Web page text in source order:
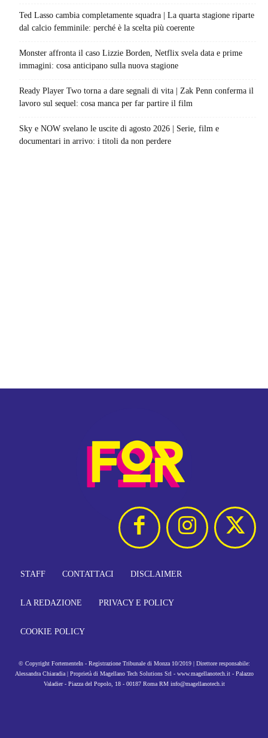
Ted Lasso cambia completamente squadra | La quarta stagione riparte
dal calcio femminile: perché è la scelta più coerente
Monster affronta il caso Lizzie Borden, Netflix svela data e prime
immagini: cosa anticipano sulla nuova stagione
Ready Player Two torna a dare segnali di vita | Zak Penn conferma il
lavoro sul sequel: cosa manca per far partire il film
Sky e NOW svelano le uscite di agosto 2026 | Serie, film e
documentari in arrivo: i titoli da non perdere
STAFF CONTATTACI DISCLAIMER
LA REDAZIONE PRIVACY E POLICY
COOKIE POLICY
© Copyright FortementeIn - Registrazione Tribunale di Monza 10/2019 | Direttore responsabile:
Alessandra Chiaradia | Proprietà di Magellano Tech Solutions Srl - www.magellanotech.it - Palazzo
Valadier - Piazza del Popolo, 18 - 00187 Roma RM info@magellanotech.it